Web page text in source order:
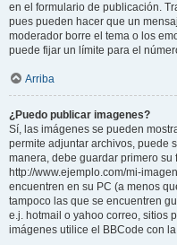
en el formulario de publicación.
pues pueden hacer que un
moderador borre el tema o los
puede fijar un límite para el
Arriba
¿Puedo publicar imagenes?
Sí, las imágenes se pueden
permite adjuntar archivos, puede
manera, debe guardar primero
http://www.ejemplo.com/mi-
encuentren en su PC (a menos
tampoco las que se encuentren
e.j. hotmail o yahoo correo, sitios
imágenes utilice el BBCode con